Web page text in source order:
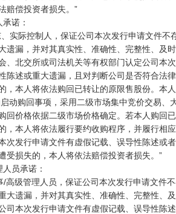
赔偿投资者损失。”
诺：
实际控制人，保证公司本次发行申请文件不
遗漏，并对其真实性、准确性、完整性、及
、北交所或司法机关等有权部门认定公司本
陈述或重大遗漏，且对判断公司是否符合法
，本人将依法购回已转让的原限售股份。本
动购回事项，采用二级市场集中竞价交易、
回价格依据二级市场价格确定。若本人购回
，本人将依法履行要约收购程序，并履行相
次发行申请文件有虚假记载、误导性陈述或
受损失的，本人将依法赔偿投资者损失。”
员承诺：
/高级管理人员，保证公司本次发行申请文件
大遗漏，并对其真实性、准确性、完整性、
司本次发行申请文件有虚假记载、误导性陈